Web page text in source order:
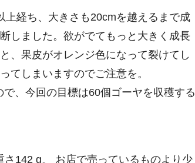
上経ち、大きさも20cmを越えるまで成
しました。欲がでてもっと大きく成長
、果皮がオレンジ色になって裂けてし
てしまいますのでご注意を。
、今回の目標は60個ゴーヤを収穫する
142 g。 お店で売っているものより少